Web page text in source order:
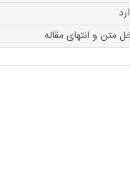
متن و انتهای مقاله